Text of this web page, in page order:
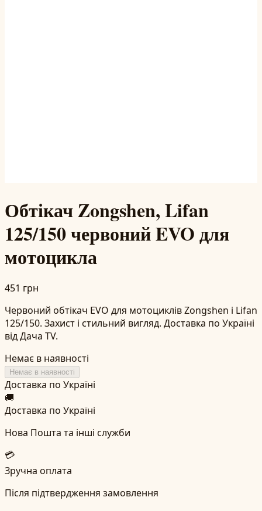
Обтікач Zongshen, Lifan
125/150 червоний EVO для
мотоцикла
451 грн
Червоний обтікач EVO для мотоциклів Zongshen і Lifan
125/150. Захист і стильний вигляд. Доставка по Україні
від Дача TV.
Немає в наявності
Немає в наявності
Доставка по Україні
🚚
Доставка по Україні
Нова Пошта та інші служби
💳
Зручна оплата
Після підтвердження замовлення